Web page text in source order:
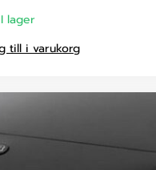
I lager
till i varukorg